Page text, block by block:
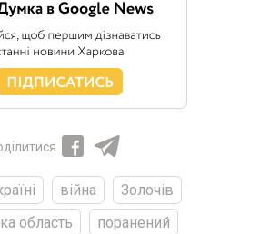
війна
Золочів
область
поранений